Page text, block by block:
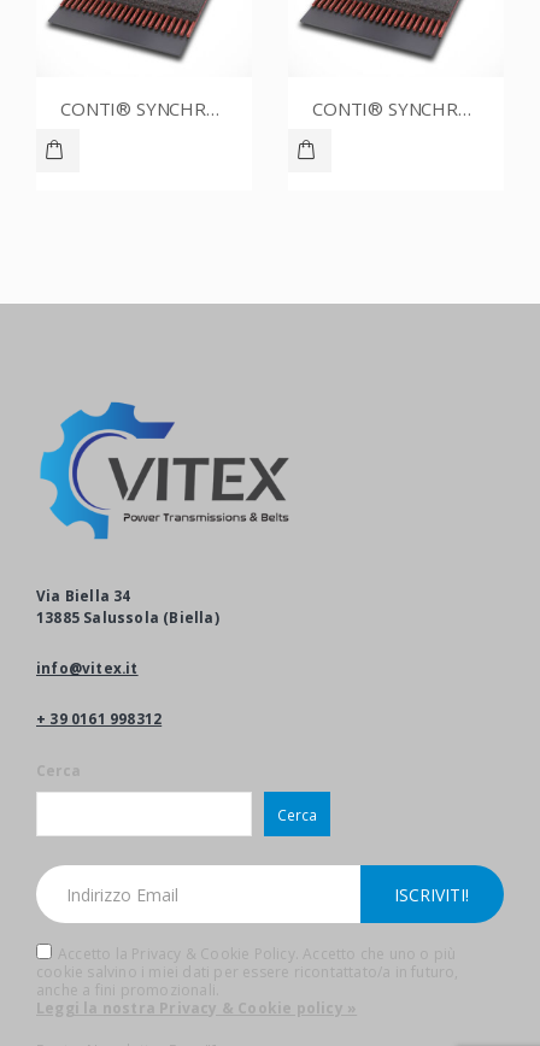
CONTI® SYNCHROBELT 76XL031 CONTI® SYNCHROBELT 54XL-400 CUSTOM
Via Biella 34
13885 Salussola (Biella)
info@vitex.it
+ 39 0161 998312
Cerca
Cerca
Accetto la Privacy & Cookie Policy. Accetto che uno o più
cookie salvino i miei dati per essere ricontattato/a in futuro,
anche a fini promozionali.
Leggi la nostra Privacy & Cookie policy »